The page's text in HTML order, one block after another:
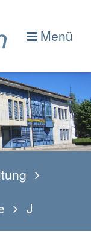
Menü
J